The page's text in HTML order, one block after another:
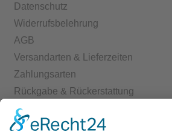
Datenschutz
Widerrufsbelehrung
AGB
Versandarten & Lieferzeiten
Zahlungsarten
Rückgabe & Rückerstattung
Echtheit von Bewertungen